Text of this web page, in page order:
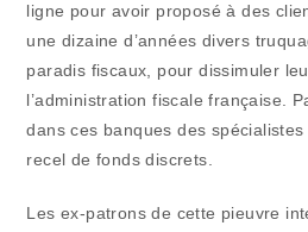
ligne pour avoir proposé à des
une dizaine d’années divers
paradis fiscaux, pour dissimuler
l’administration fiscale française.
dans ces banques des
recel de fonds discrets.
Les ex-patrons de cette pieuvre